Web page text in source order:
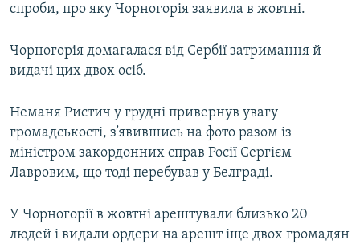
спроби, про яку Чорногорія заявила в жовтні.
Чорногорія домагалася від Сербії затримання й
видачі цих двох осіб.
Неманя Ристич у грудні привернув увагу
громадськості, з’явившись на фото разом із
міністром закордонних справ Росії Сергієм
Лавровим, що тоді перебував у Белграді.
У Чорногорії в жовтні арештували близько 20
людей і видали ордери на арешт іще двох громадян